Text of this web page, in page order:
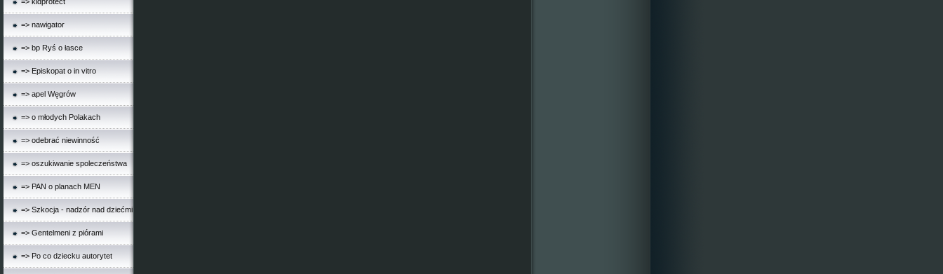
=> nawigator
=> bp Ryś o łasce
=> Episkopat o in vitro
=> apel Węgrów
=> o młodych Polakach
=> odebrać niewinność
=> oszukiwanie spoleczeństwa
=> PAN o planach MEN
=> Szkocja - nadzór nad dziećmi
=> Gentelmeni z piórami
=> Po co dziecku autorytet